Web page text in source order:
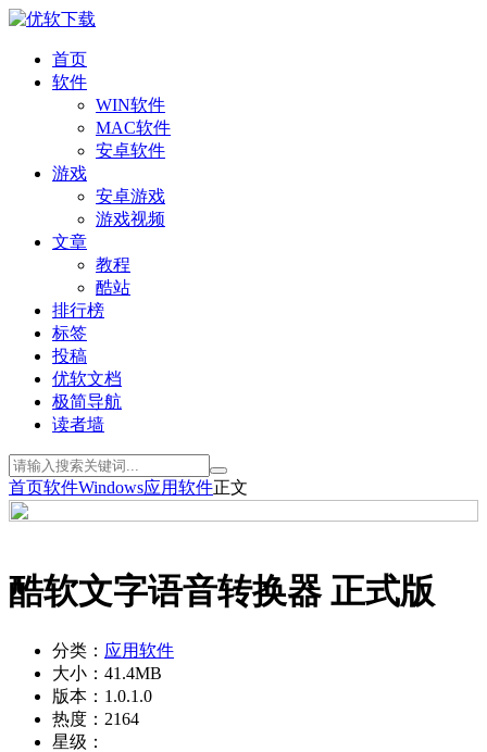
首页
软件
WIN软件
MAC软件
安卓软件
游戏
安卓游戏
游戏视频
文章
教程
酷站
排行榜
标签
投稿
优软文档
极简导航
读者墙
首页软件Windows应用软件正文
酷软文字语音转换器 正式版
分类： 应用软件
大小： 41.4MB
版本： 1.0.1.0
热度： 2164
星级：